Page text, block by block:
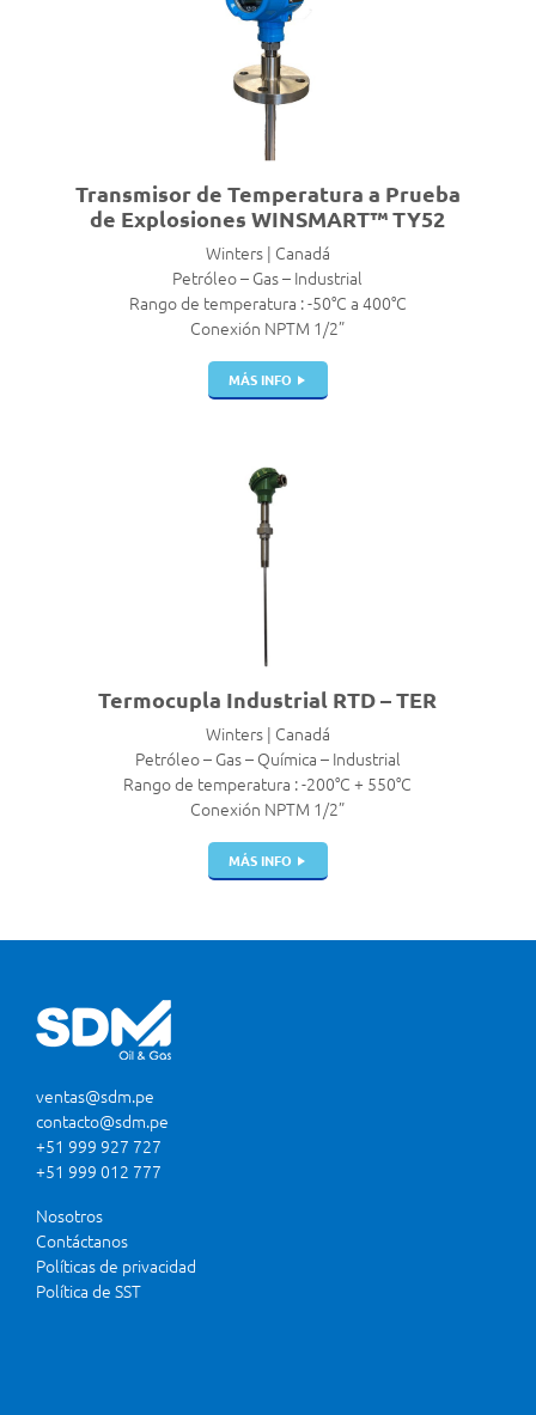
Transmisor de Temperatura a Prueba
de Explosiones WINSMART™ TY52
Winters | Canadá
Petróleo – Gas – Industrial
Rango de temperatura : -50°C a 400°C
Conexión NPTM 1/2”
MÁS INFO
Termocupla Industrial RTD – TER
Winters | Canadá
Petróleo – Gas – Química – Industrial
Rango de temperatura : -200°C + 550°C
Conexión NPTM 1/2”
MÁS INFO
ventas@sdm.pe
contacto@sdm.pe
+51 999 927 727
+51 999 012 777
Nosotros
Contáctanos
Políticas de privacidad
Política de SST